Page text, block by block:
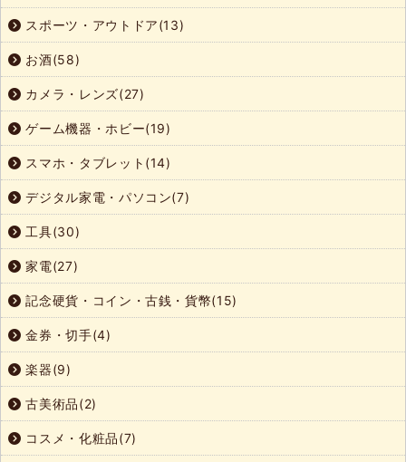
スポーツ・アウトドア(13)
お酒(58)
カメラ・レンズ(27)
ゲーム機器・ホビー(19)
スマホ・タブレット(14)
デジタル家電・パソコン(7)
工具(30)
家電(27)
記念硬貨・コイン・古銭・貨幣(15)
金券・切手(4)
楽器(9)
古美術品(2)
コスメ・化粧品(7)